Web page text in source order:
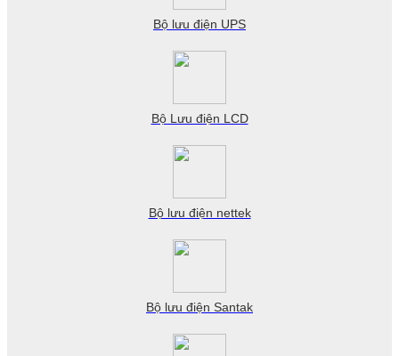
Bộ lưu điện UPS
Bộ Lưu điện LCD
Bộ lưu điện nettek
Bộ lưu điện Santak